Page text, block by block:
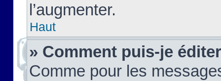
l’augmenter.
Haut
» Comment puis-je
Comme pour les